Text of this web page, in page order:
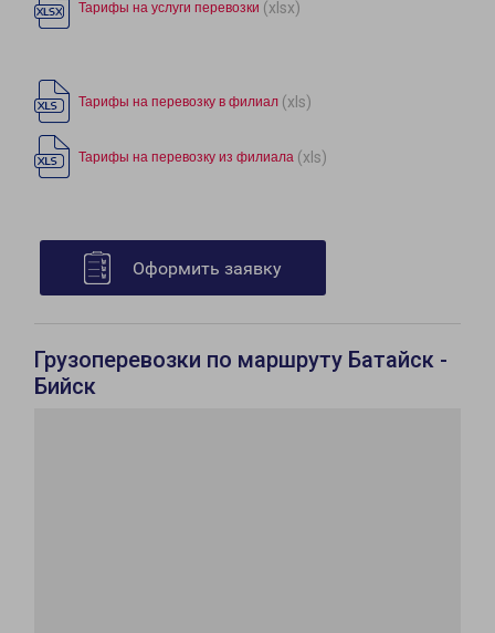
Тарифы на услуги перевозки (xlsx)
Тарифы на перевозку в филиал (xls)
Тарифы на перевозку из филиала (xls)
Оформить заявку
Грузоперевозки по маршруту Батайск -
Бийск